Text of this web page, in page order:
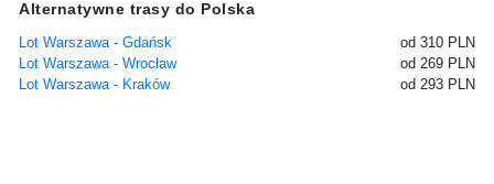
Alternatywne trasy do Polska
Lot Warszawa - Gdańsk
od 310 PLN
Lot Warszawa - Wrocław
od 269 PLN
Lot Warszawa - Kraków
od 293 PLN